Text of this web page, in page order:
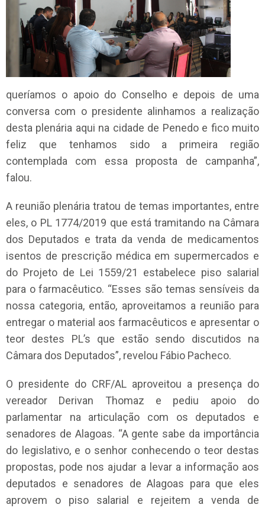
queríamos o apoio do Conselho e depois de uma
conversa com o presidente alinhamos a realização
desta plenária aqui na cidade de Penedo e fico muito
feliz que tenhamos sido a primeira região
contemplada com essa proposta de campanha”,
falou.
A reunião plenária tratou de temas importantes, entre
eles, o PL 1774/2019 que está tramitando na Câmara
dos Deputados e trata da venda de medicamentos
isentos de prescrição médica em supermercados e
do Projeto de Lei 1559/21 estabelece piso salarial
para o farmacêutico. “Esses são temas sensíveis da
nossa categoria, então, aproveitamos a reunião para
entregar o material aos farmacêuticos e apresentar o
teor destes PL’s que estão sendo discutidos na
Câmara dos Deputados”, revelou Fábio Pacheco.
O presidente do CRF/AL aproveitou a presença do
vereador Derivan Thomaz e pediu apoio do
parlamentar na articulação com os deputados e
senadores de Alagoas. “A gente sabe da importância
do legislativo, e o senhor conhecendo o teor destas
propostas, pode nos ajudar a levar a informação aos
deputados e senadores de Alagoas para que eles
aprovem o piso salarial e rejeitem a venda de